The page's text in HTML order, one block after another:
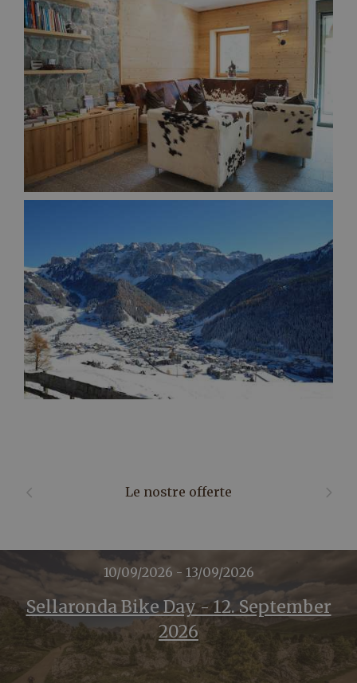
Le nostre offerte
10/09/2026 - 13/09/2026
Sellaronda Bike Day - 12. September
2026